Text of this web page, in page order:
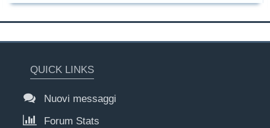
QUICK LINKS
Nuovi messaggi
Forum Stats